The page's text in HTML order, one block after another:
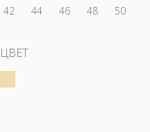
42 44 46 48 50
ЦВЕТ